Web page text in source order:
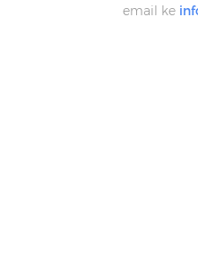
email ke